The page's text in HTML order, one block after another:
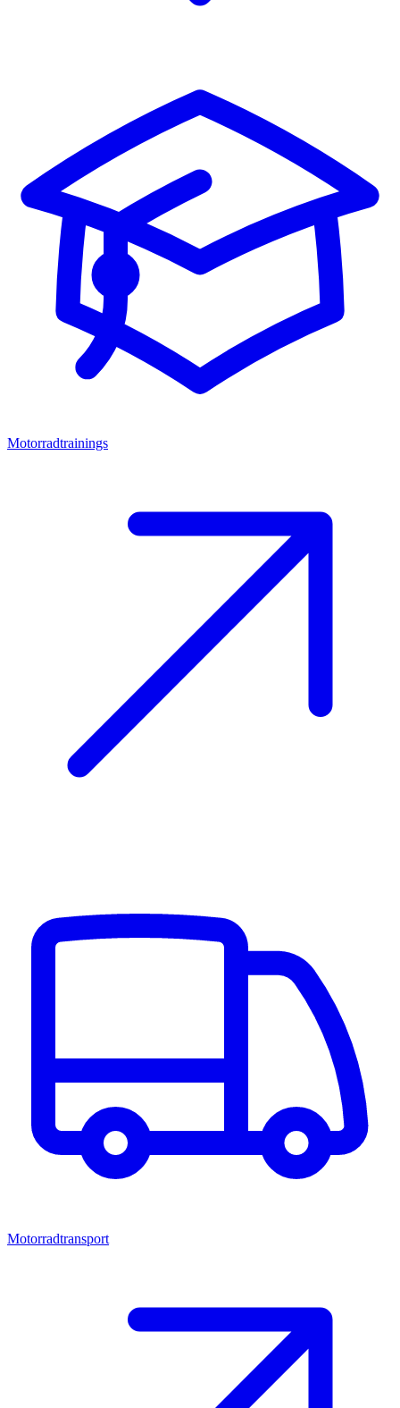
Motorradtrainings
Motorradtransport